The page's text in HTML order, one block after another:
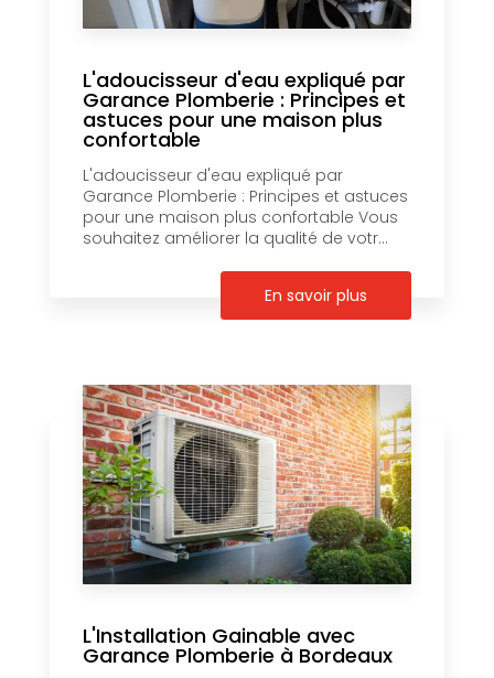
L'adoucisseur d'eau expliqué par
Garance Plomberie : Principes et
astuces pour une maison plus
confortable
L'adoucisseur d'eau expliqué par
Garance Plomberie : Principes et astuces
pour une maison plus confortable Vous
souhaitez améliorer la qualité de votr...
En savoir plus
L'Installation Gainable avec
Garance Plomberie à Bordeaux